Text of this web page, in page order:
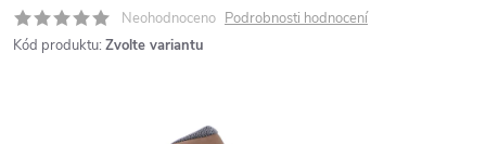
Neohodnoceno Podrobnosti hodnocení
Kód produktu: Zvolte variantu